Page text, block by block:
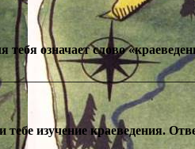
означает слово
тебе изучение краеведения.